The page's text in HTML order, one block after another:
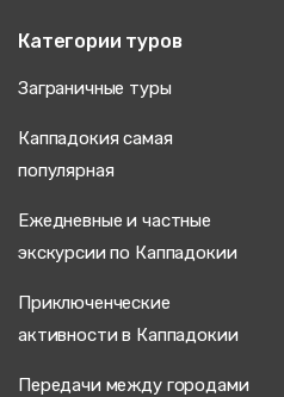
Категории туров
Заграничные туры
Каппадокия самая
популярная
Ежедневные и частные
экскурсии по Каппадокии
Приключенческие
активности в Каппадокии
Передачи между городами